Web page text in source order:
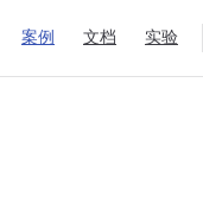
案例 文档 实验